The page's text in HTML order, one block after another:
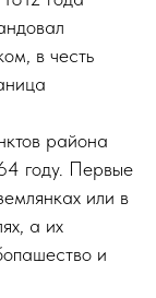
в честь
района
году. Первые
или в
а их
и